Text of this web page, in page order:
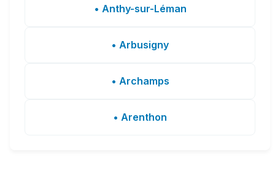
• Anthy-sur-Léman
• Arbusigny
• Archamps
• Arenthon